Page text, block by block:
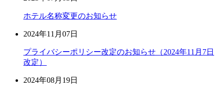
ホテル名称変更のお知らせ
2024年11月07日
プライバシーポリシー改定のお知らせ（2024年11月7日
改定）
2024年08月19日